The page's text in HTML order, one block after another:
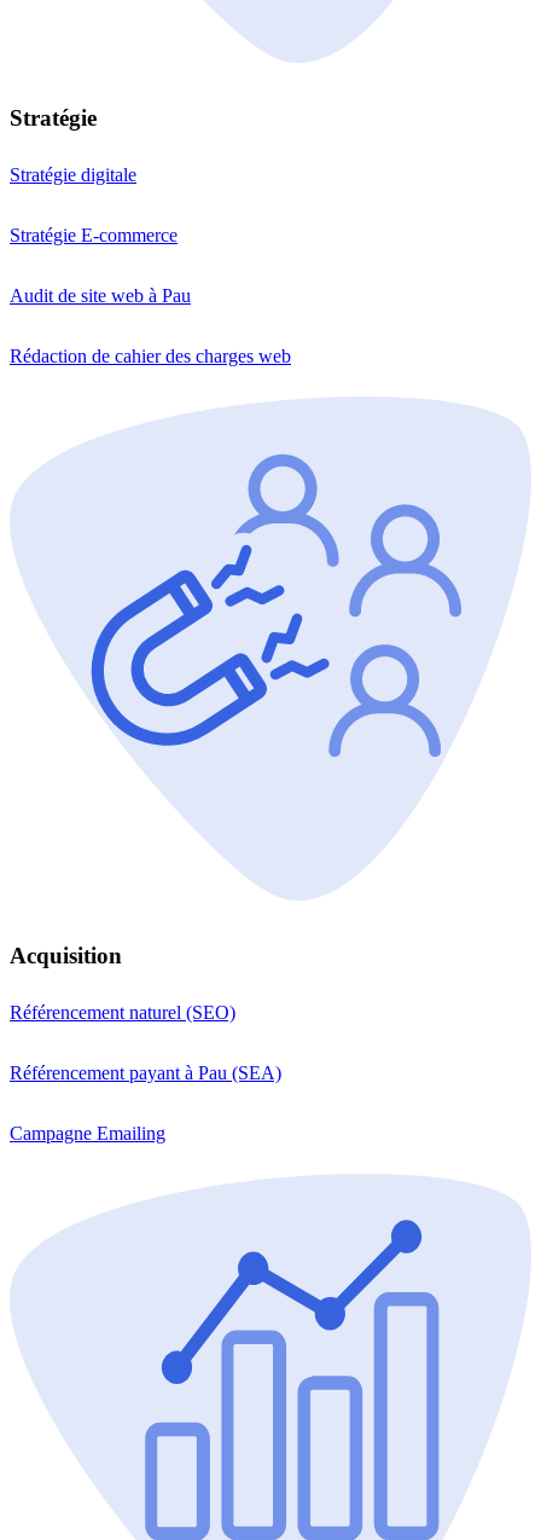
Stratégie
Stratégie digitale
Stratégie E-commerce
Audit de site web à Pau
Rédaction de cahier des charges web
Acquisition
Référencement naturel (SEO)
Référencement payant à Pau (SEA)
Campagne Emailing